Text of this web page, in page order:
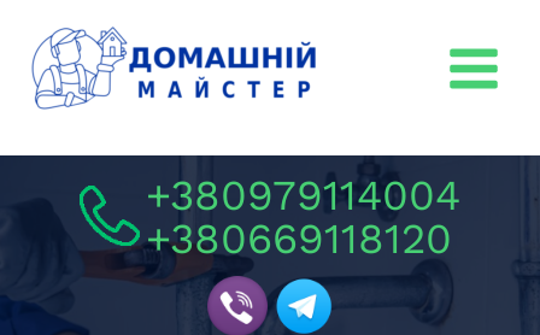
содержимому
+380979114004
+380669118120